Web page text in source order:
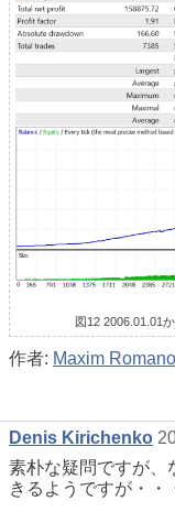
図12 2006.01.01
作者: Maxim
Denis Kirichenko
素朴な疑問ですが、
きるようですが・・